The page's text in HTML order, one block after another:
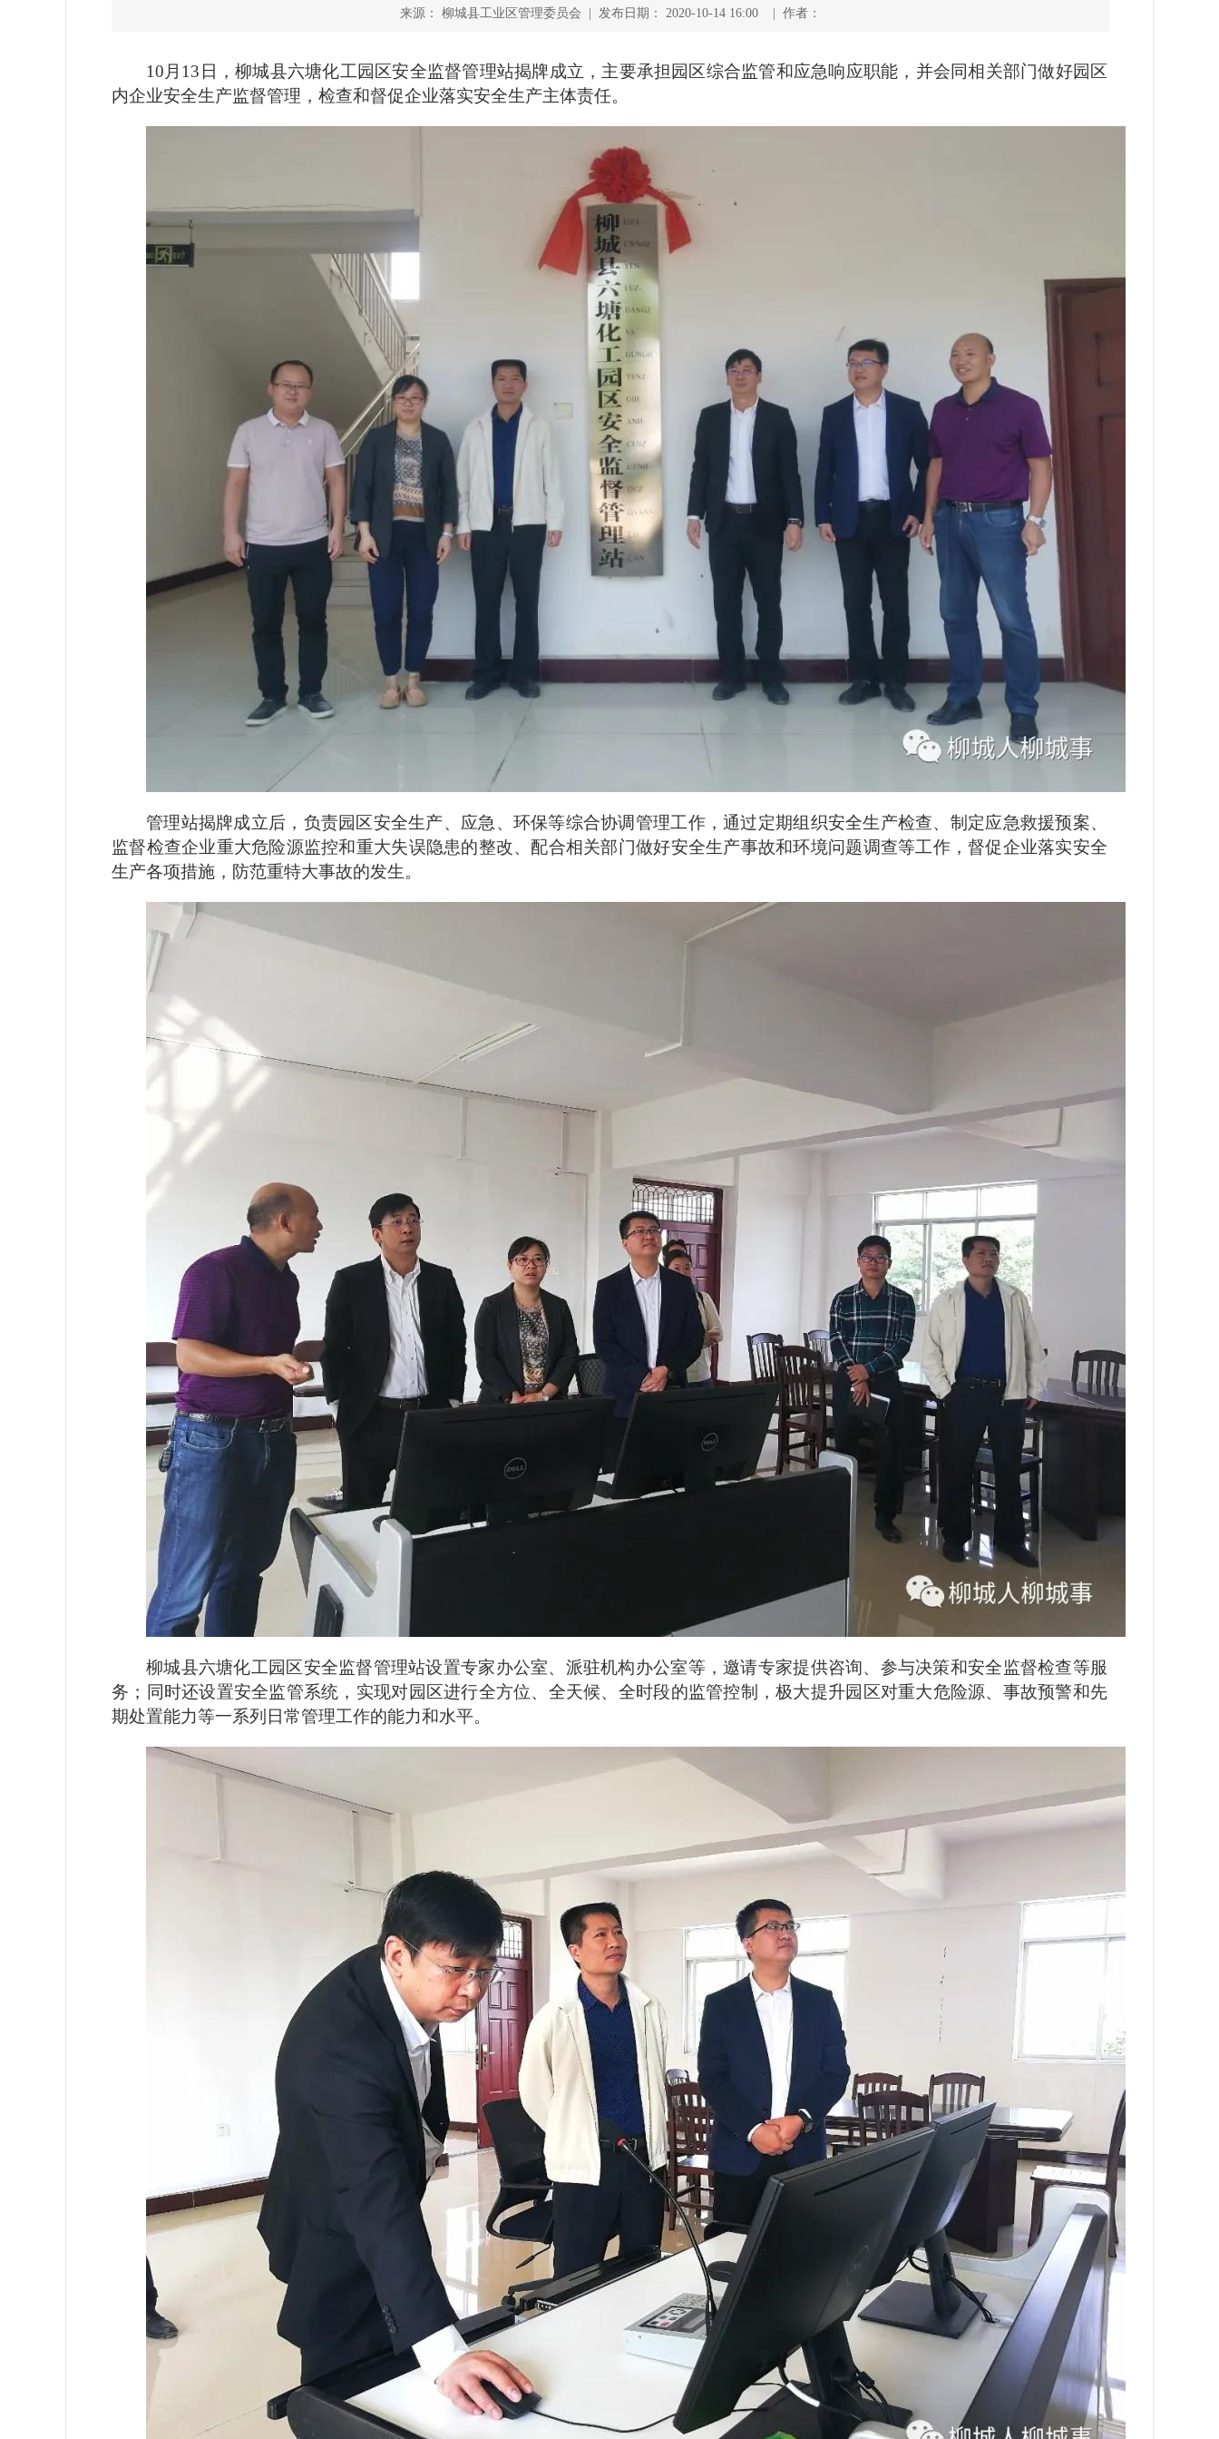
来源： 柳城县工业区管理委员会 | 发布日期： 2020-10-14 16:00 | 作者：
10月13日，柳城县六塘化工园区安全监督管理站揭牌成立，主要承担园区综合监管和应急响应职能，并会同相关部门做好园区
内企业安全生产监督管理，检查和督促企业落实安全生产主体责任。
管理站揭牌成立后，负责园区安全生产、应急、环保等综合协调管理工作，通过定期组织安全生产检查、制定应急救援预案、
监督检查企业重大危险源监控和重大失误隐患的整改、配合相关部门做好安全生产事故和环境问题调查等工作，督促企业落实安全
生产各项措施，防范重特大事故的发生。
柳城县六塘化工园区安全监督管理站设置专家办公室、派驻机构办公室等，邀请专家提供咨询、参与决策和安全监督检查等服
务；同时还设置安全监管系统，实现对园区进行全方位、全天候、全时段的监管控制，极大提升园区对重大危险源、事故预警和先
期处置能力等一系列日常管理工作的能力和水平。